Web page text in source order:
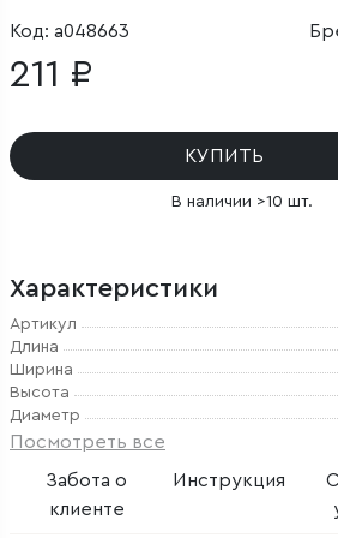
Код: a048663
211 ₽
КУПИТЬ
В наличии >10 шт.
Характеристики
Артикул
Длина
Ширина
Высота
Диаметр
Посмотреть все
Забота о
клиенте
Инструкция